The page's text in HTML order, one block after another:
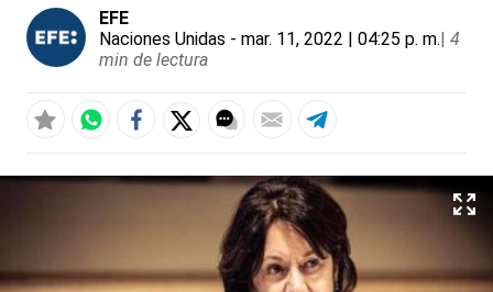
EFE
Naciones Unidas - mar. 11, 2022 | 04:25 p. m.| 4
min de lectura